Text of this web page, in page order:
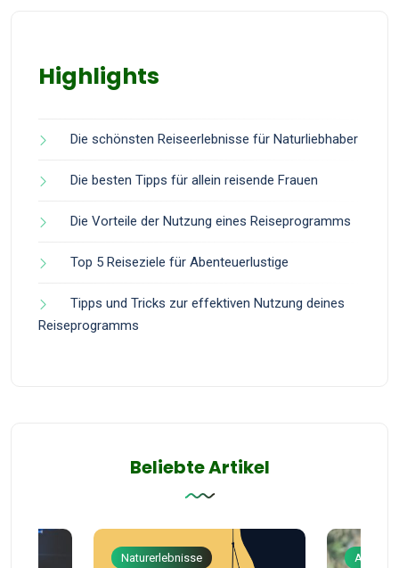
Highlights
Die schönsten Reiseerlebnisse für Naturliebhaber
Die besten Tipps für allein reisende Frauen
Die Vorteile der Nutzung eines Reiseprogramms
Top 5 Reiseziele für Abenteuerlustige
Tipps und Tricks zur effektiven Nutzung deines
Reiseprogramms
Beliebte Artikel
Naturerlebnisse